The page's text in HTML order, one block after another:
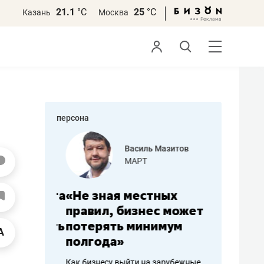
Казань 21.1 °С Москва 25 °С
персона
работа
Василь Мазитов
МАРТ
«Не зная местных
правил, бизнес может
потерять минимум
полгода»